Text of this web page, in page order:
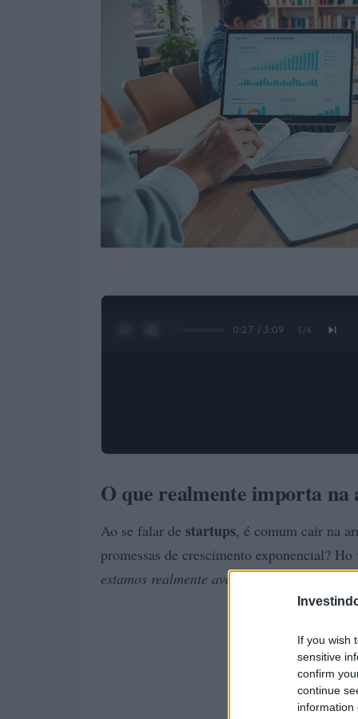
If you wish
sensitive
confirm
continue
information
0:28 / 3:09 1 /4
O que realmente importa na
Ao se falar de startups, é comum cair na
promessas de crescimento exponencial?
estamos realmente avaliando o que importa?